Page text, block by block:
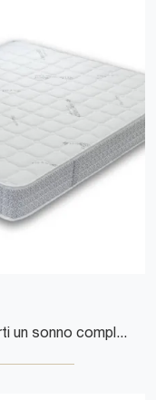
Se desideri garantirti un sonno completo e rigenerante, scopri i Materassi in memory foam matrimoniali come il modello Silver Florentiabed.